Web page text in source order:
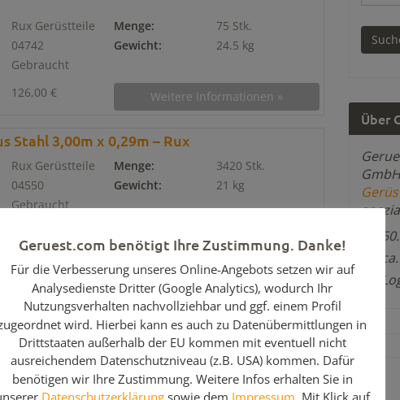
Rux Gerüstteile Menge:
75 Stk.
04742 Gewicht:
24.5 kg
Gebraucht
126,00 € Weitere Informationen »
Stahl 3,00m x 0,29m – Rux
Rux Gerüstteile Menge:
3420 Stk.
04550 Gewicht:
21 kg
Gebraucht
Weitere Informationen »
Stahl 2,50m x 0,29m – Rux
Rux Gerüstteile Menge:
45 Stk.
04549 Gewicht:
18 kg
Gebraucht
23,85 € Weitere Informationen »
Über
Geruest.com benötigt Ihre Zustimmung. Danke!
Für die Verbesserung unseres Online-Angebots setzen wir auf
Analysedienste Dritter (Google Analytics), wodurch Ihr
Nutzungsverhalten nachvollziehbar und ggf. einem Profil
wird. Hierbei kann es auch zu Datenübermittlungen in
Drittstaaten außerhalb der EU kommen mit eventuell nicht
ausreichendem Datenschutzniveau (z.B. USA) kommen. Dafür
benötigen wir Ihre Zustimmung. Weitere Infos erhalten Sie in